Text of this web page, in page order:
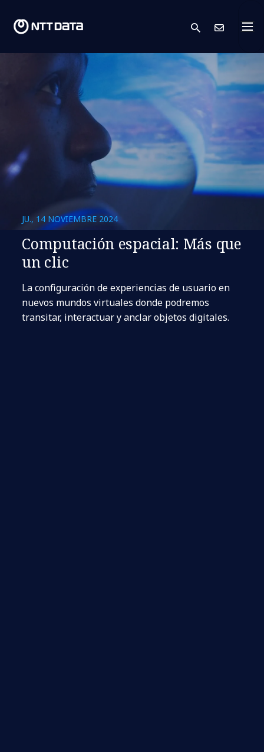
search
JU., 14 NOVIEMBRE 2024
Computación espacial: Más que
un clic
La configuración de experiencias de usuario en
nuevos mundos virtuales donde podremos
transitar, interactuar y anclar objetos digitales.